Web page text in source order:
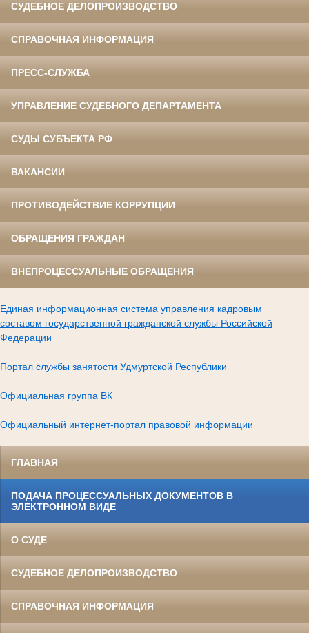
СУДЕБНОЕ ДЕЛОПРОИЗВОДСТВО
СПРАВОЧНАЯ ИНФОРМАЦИЯ
ПРЕСС-СЛУЖБА
УПРАВЛЕНИЕ СУДЕБНОГО ДЕПАРТАМЕНТА
СУДЫ СУБЪЕКТА РФ
ВАКАНСИИ
ПРОТИВОДЕЙСТВИЕ КОРРУПЦИИ
ОБРАЩЕНИЯ ГРАЖДАН
ВНЕПРОЦЕССУАЛЬНЫЕ ОБРАЩЕНИЯ
Единая информационная система управления кадровым
составом государственной гражданской службы Российской
Федерации
Портал службы занятости Удмуртской Республики
Официальная группа ВК
Официальный интернет-портал правовой информации
ГЛАВНАЯ
ПОДАЧА ПРОЦЕССУАЛЬНЫХ ДОКУМЕНТОВ В
ЭЛЕКТРОННОМ ВИДЕ
О СУДЕ
СУДЕБНОЕ ДЕЛОПРОИЗВОДСТВО
СПРАВОЧНАЯ ИНФОРМАЦИЯ